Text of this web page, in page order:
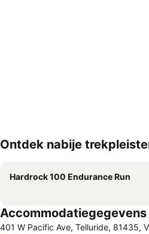
Kaart uitvouwen
Ontdek nabije
Hardrock 100 Endurance Run
Accommodatiegegevens
401 W Pacific Ave, Telluride, 81435,